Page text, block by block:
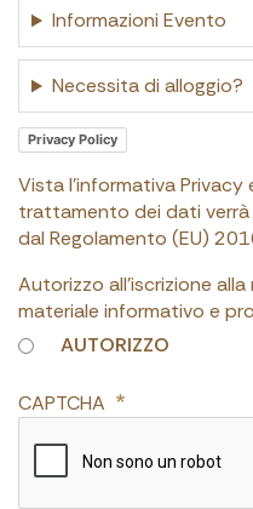
Informazioni Evento
Necessita di alloggio?
Privacy Policy
Vista l'informativa
trattamento dei dati
dal Regolamento (EU)
Autorizzo all'iscrizione
materiale informativo e
AUTORIZZO
CAPTCHA